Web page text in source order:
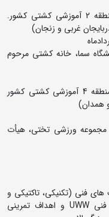
3- کارگاه دانش افرایی مربیان درجه 2و 1 منطقه 2 آموزشی کشتی کشور.
غربی و زنجان)
سما، خانه کشتی مرحوم
4- کارگاه دانش افزایی مرباین درجه 2 و 1 منطقه 4 آموزشی کشتی کشور
و همدان)
مجموعه ورزشی تختی، هیأت
فنی (تکنیکی، تاکتیکی و
مدیریتی) کشتی کشور با توجه به مقررات فنی UWW و اهداف تمرینی